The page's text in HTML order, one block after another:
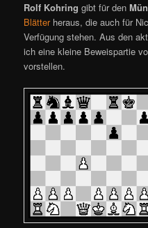
Rolf Kohring gibt für den
Blätterheraus, die auch für
Verfügung stehen. Aus den
ich eine kleine Beweispartie
vorstellen.